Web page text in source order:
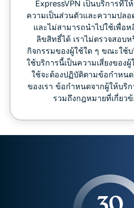
ExpressVPN เป็นบริการที่
ความเป็นส่วนตัวและความปล
และไม่สามารถนำไปใช้เพื่อห
ลิขสิทธิ์ได้ เราไม่ตรวจสอบ
กิจกรรมของผู้ใช้ใด ๆ ขณะใช้บ
ใช้บริการนี้เป็นความเสี่ยงของผู้
ใช้จะต้องปฏิบัติตามข้อกำหน
ของเรา ข้อกำหนดจากผู้ให้บริ
รวมถึงกฎหมายที่เกี่ยว